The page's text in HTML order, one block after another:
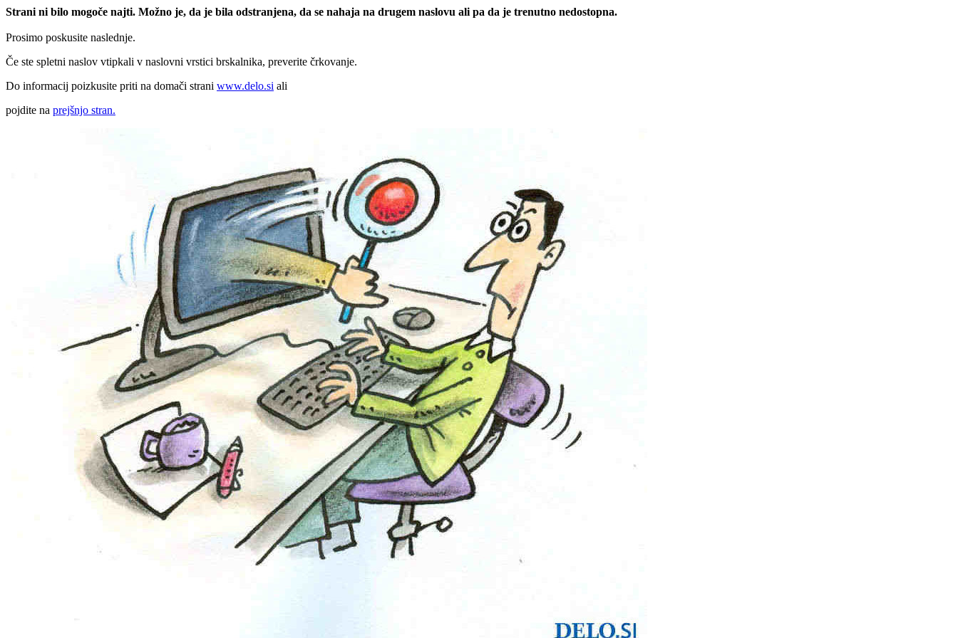
Strani ni bilo mogoče najti. Možno je, da je bila odstranjena, da se nahaja na drugem naslovu ali pa da je trenutno nedostopna.
Prosimo poskusite naslednje.
Če ste spletni naslov vtipkali v naslovni vrstici brskalnika, preverite črkovanje.
Do informacij poizkusite priti na domači strani www.delo.si ali
pojdite na prejšnjo stran.